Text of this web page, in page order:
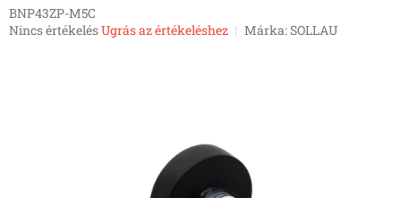
BNP43ZP-M5C
A
Nincs értékelésUgrás az értékeléshez Márka:SOLLAU